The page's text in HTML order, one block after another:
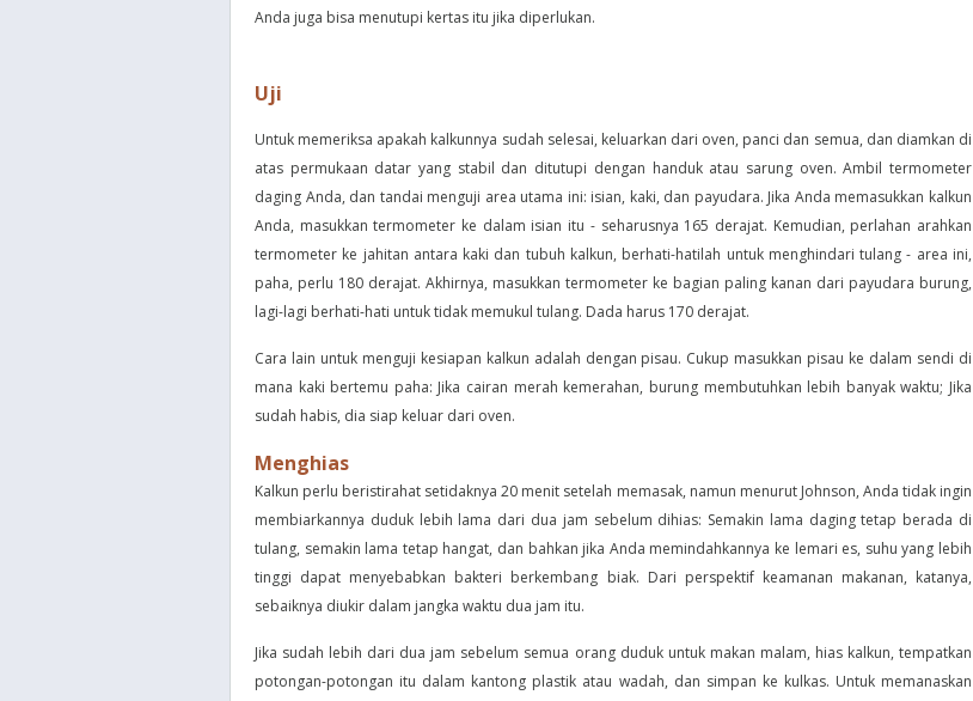
Anda juga bisa menutupi kertas itu jika diperlukan.
Uji
Untuk memeriksa apakah kalkunnya sudah selesai, keluarkan dari oven, panci dan semua, dan diamkan di
atas permukaan datar yang stabil dan ditutupi dengan handuk atau sarung oven. Ambil termometer
daging Anda, dan tandai menguji area utama ini: isian, kaki, dan payudara. Jika Anda memasukkan kalkun
Anda, masukkan termometer ke dalam isian itu - seharusnya 165 derajat. Kemudian, perlahan arahkan
termometer ke jahitan antara kaki dan tubuh kalkun, berhati-hatilah untuk menghindari tulang - area ini,
paha, perlu 180 derajat. Akhirnya, masukkan termometer ke bagian paling kanan dari payudara burung,
lagi-lagi berhati-hati untuk tidak memukul tulang. Dada harus 170 derajat.
Cara lain untuk menguji kesiapan kalkun adalah dengan pisau. Cukup masukkan pisau ke dalam sendi di
mana kaki bertemu paha: Jika cairan merah kemerahan, burung membutuhkan lebih banyak waktu; Jika
sudah habis, dia siap keluar dari oven.
Menghias
Kalkun perlu beristirahat setidaknya 20 menit setelah memasak, namun menurut Johnson, Anda tidak ingin
membiarkannya duduk lebih lama dari dua jam sebelum dihias: Semakin lama daging tetap berada di
tulang, semakin lama tetap hangat, dan bahkan jika Anda memindahkannya ke lemari es, suhu yang lebih
tinggi dapat menyebabkan bakteri berkembang biak. Dari perspektif keamanan makanan, katanya,
sebaiknya diukir dalam jangka waktu dua jam itu.
Jika sudah lebih dari dua jam sebelum semua orang duduk untuk makan malam, hias kalkun, tempatkan
potongan-potongan itu dalam kantong plastik atau wadah, dan simpan ke kulkas. Untuk memanaskan